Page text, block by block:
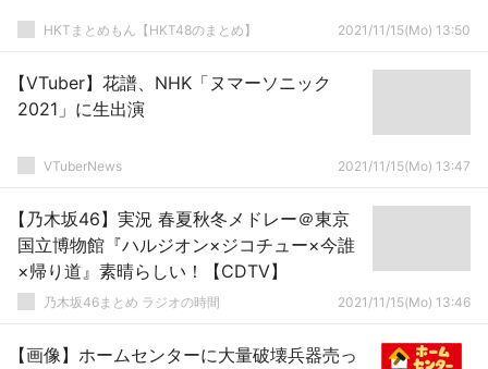
HKTまとめもん【HKT48のまとめ】 2021/11/15(Mo) 13:50
【VTuber】花譜、NHK「ヌマーソニック
2021」に生出演
VTuberNews 2021/11/15(Mo) 13:47
【乃木坂46】実況 春夏秋冬メドレー＠東京
国立博物館『ハルジオン×ジコチュー×今誰
×帰り道』素晴らしい！【CDTV】
乃木坂46まとめ ラジオの時間 2021/11/15(Mo) 13:46
【画像】ホームセンターに大量破壊兵器売っ